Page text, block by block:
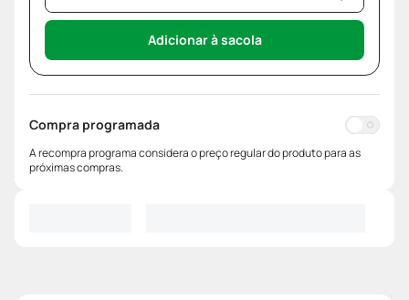
Adicionar à sacola
Compra programada
A recompra programa considera o preço regular do produto para as
próximas compras.